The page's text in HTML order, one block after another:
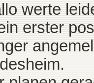
werte
erster